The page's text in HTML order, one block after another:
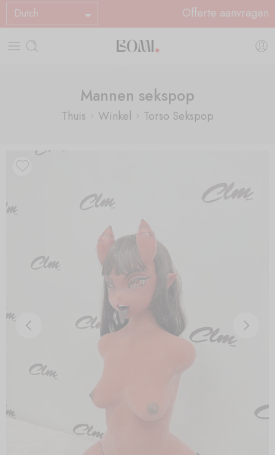
Dutch Offerte aanvragen
Mannen sekspop
Thuis Winkel Torso Sekspop